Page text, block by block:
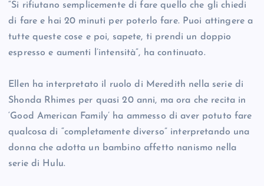
“Si rifiutano semplicemente di fare quello che gli chiedi
di fare e hai 20 minuti per poterlo fare. Puoi attingere a
tutte queste cose e poi, sapete, ti prendi un doppio
espresso e aumenti l’intensità”, ha continuato.
Ellen ha interpretato il ruolo di Meredith nella serie di
Shonda Rhimes per quasi 20 anni, ma ora che recita in
‘Good American Family’ ha ammesso di aver potuto fare
qualcosa di “completamente diverso” interpretando una
donna che adotta un bambino affetto nanismo nella
serie di Hulu.